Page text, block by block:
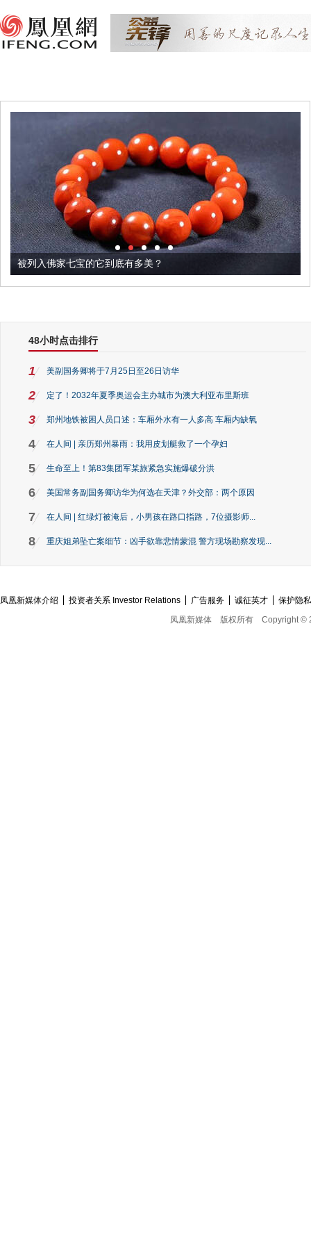
被列入佛家七宝的它到底有多美？
48小时点击排行
1 美副国务卿将于7月25日至26日访华
2 定了！2032年夏季奥运会主办城市为澳大利亚布里斯班
3 郑州地铁被困人员口述：车厢外水有一人多高 车厢内缺氧
4 在人间 | 亲历郑州暴雨：我用皮划艇救了一个孕妇
5 生命至上！第83集团军某旅紧急实施爆破分洪
6 美国常务副国务卿访华为何选在天津？外交部：两个原因
7 在人间 | 红绿灯被淹后，小男孩在路口指路，7位摄影师...
8 重庆姐弟坠亡案细节：凶手欲靠悲情蒙混 警方现场勘察发现...
凤凰新媒体介绍 投资者关系 Investor Relations 广告服务 诚征英才
保护隐
凤凰新媒体
版权所有 Copyright ©